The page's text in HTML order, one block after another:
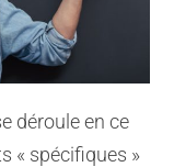
déroule en ce
« spécifiques »